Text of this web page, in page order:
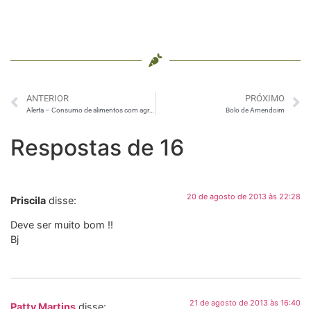
ANTERIOR
Alerta – Consumo de alimentos com agrotóxicos
PRÓXIMO
Bolo de Amendoim
Respostas de 16
Priscila disse: 20 de agosto de 2013 às 22:28
Deve ser muito bom !!
Bj
Patty Martins disse: 21 de agosto de 2013 às 16:40